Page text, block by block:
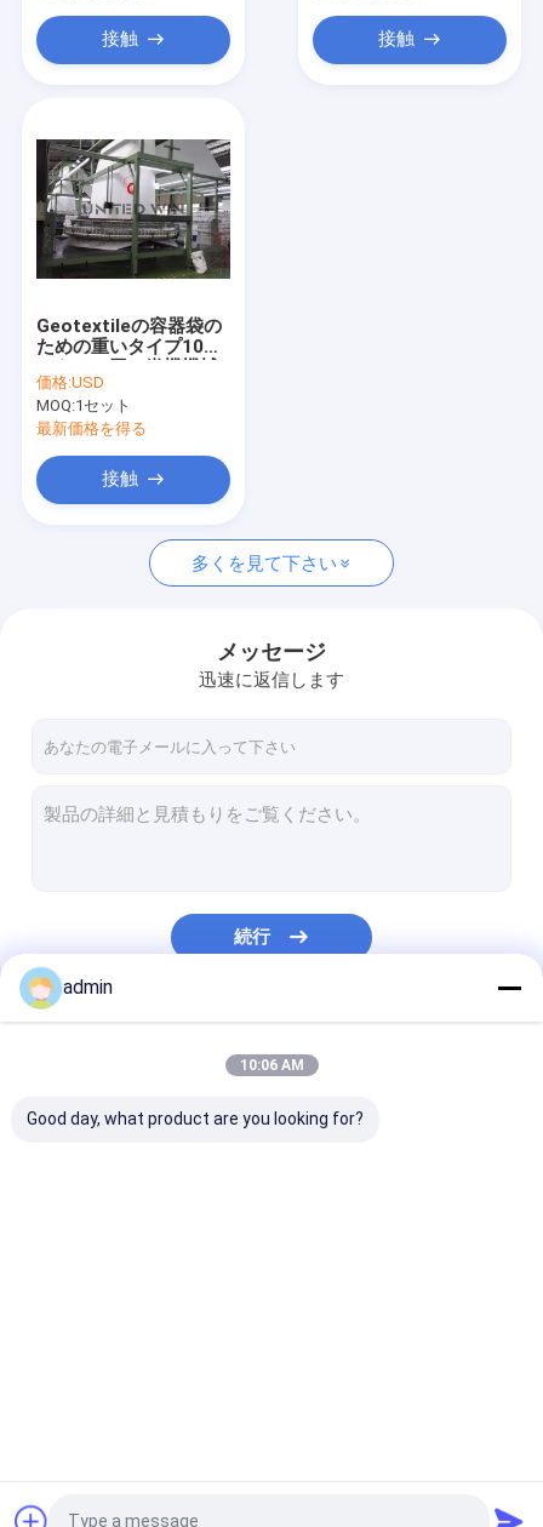
機械を作るFIBC袋
機械を作る防水シート
自動切断およびミシン
油圧梱包の出版物機械
機械を作る粘着テープ
機械をねじるヤーン
機械を作るパッキング ベルト
接触 接触
Geotextileの容器袋の
ための重いタイプ10シ
価格:USD
MOQ:1セット
最新価格を得る
接触
多くを見て下さい
メッセージ
迅速に返信します
続行
admin
10:06 AM
Good day, what product are you looking for?